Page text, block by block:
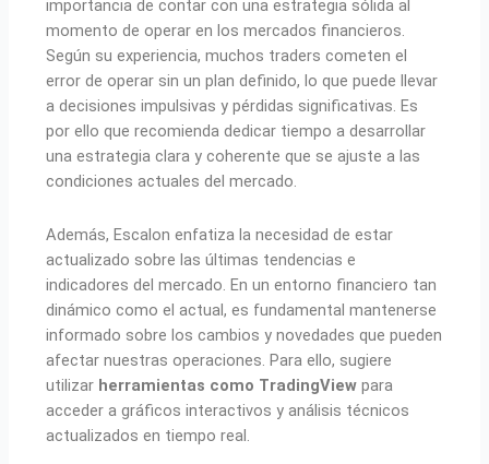
importancia de contar con una estrategia sólida al
momento de operar en los mercados financieros.
Según su experiencia, muchos traders cometen el
error de operar sin un plan definido, lo que puede llevar
a decisiones impulsivas y pérdidas significativas. Es
por ello que recomienda dedicar tiempo a desarrollar
una estrategia clara y coherente que se ajuste a las
condiciones actuales del mercado.
Además, Escalon enfatiza la necesidad de estar
actualizado sobre las últimas tendencias e
indicadores del mercado. En un entorno financiero tan
dinámico como el actual, es fundamental mantenerse
informado sobre los cambios y novedades que pueden
afectar nuestras operaciones. Para ello, sugiere
utilizar herramientas como TradingView para
acceder a gráficos interactivos y análisis técnicos
actualizados en tiempo real.